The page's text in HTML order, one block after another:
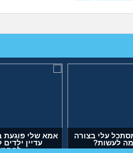
אמא שלי פוגעת
עדיין
עלי בצורה
מה לעשות?